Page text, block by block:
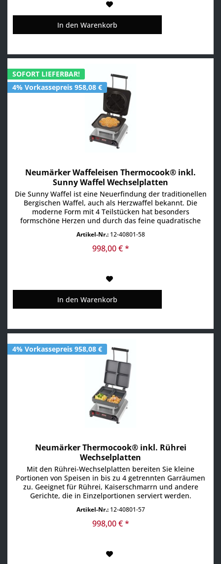
In den Warenkorb
SOFORT LIEFERBAR!
4% Vorkassepreis 958,08 €
Neumärker Waffeleisen Thermocook® inkl.
Sunny Waffel Wechselplatten
Antihaftbeschichtung
Die Sunny Waffel ist eine Neuerfindung der traditionellen
Bergischen Waffel, auch als Herzwaffel bekannt. Die
moderne Form mit 4 Teilstücken hat besonders
formschöne Herzen und durch das feine quadratische
Die Sunny Waffel hat eine einzigartige Form, bewahrt
dabei aber die Ästhetik der traditionellen, deutschen...
Artikel-Nr.:12-40801-58
998,00 € *
In den Warenkorb
4% Vorkassepreis 958,08 €
Neumärker Thermocook® inkl. Rührei
Wechselplatten
Mit den Rührei-Wechselplatten bereiten Sie kleine
Portionen von Speisen in bis zu 4 getrennten Garräumen
zu. Geeignet für Rührei, Kaiserschmarrn und andere
Gerichte, die in Einzelportionen serviert werden.
aufgeheizt werden. • Multifunktionsgerät für
auswechselbare Platten (Rührei Wechselplatten im
Artikel-Nr.:12-40801-57
998,00 € *